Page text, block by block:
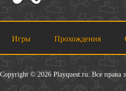
Игры Прохождения
Copyright © 2026 Playquest.ru. Все права